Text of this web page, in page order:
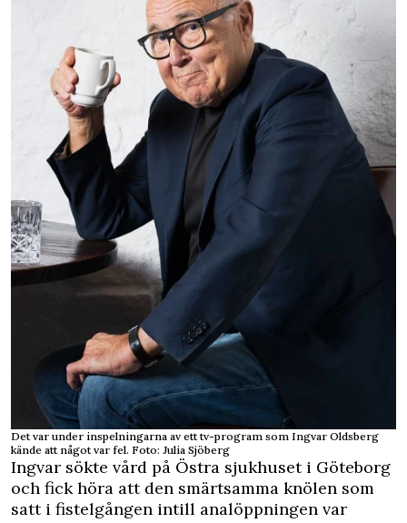
Det var under inspelningarna av ett tv-program som Ingvar Oldsberg
kände att något var fel. Foto: Julia Sjöberg
Ingvar sökte vård på Östra sjukhuset i Göteborg
och fick höra att den smärtsamma knölen som
satt i fistelgången intill analöppningen var